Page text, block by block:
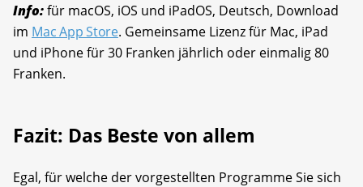
Info:für macOS, iOS und iPadOS, Deutsch, Download
im Mac App Store. Gemeinsame Lizenz für Mac, iPad
und iPhone für 30 Franken jährlich oder einmalig 80
Franken.
Fazit: Das Beste von allem
Egal, für welche der vorgestellten Programme Sie sich